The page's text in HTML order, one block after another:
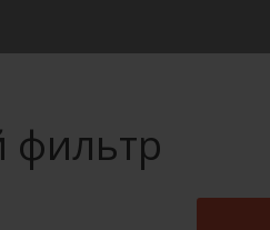
фильтр